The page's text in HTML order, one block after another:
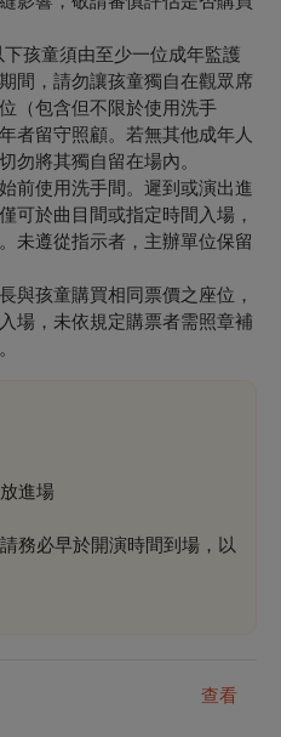
孩童須由至少一位成年監護
間，請勿讓孩童獨自在觀眾席
（包含但不限於使用洗手
者留守照顧。若無其他成年人
勿將其獨自留在場內。
前使用洗手間。遲到或演出進
可於曲目間或指定時間入場，
未遵從指示者，主辦單位保留
與孩童購買相同票價之座位，
場，未依規定購票者需照章補
進場
務必早於開演時間到場，以
查看